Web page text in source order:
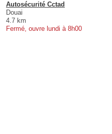
Autosécurité Cctad
Douai
4.7 km
Fermé, ouvre lundi à 8h00